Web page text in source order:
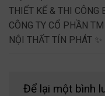
THIẾT KẾ & THI CÔNG
CÔNG TY CỔ PHẦN
NỘI THẤT TÍN PHÁT ✨
Để lại một bình